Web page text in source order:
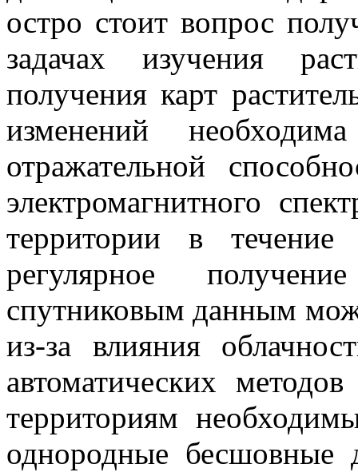
остро стоит вопрос
задачах изучения
получения карт
изменений
отражательной
электромагнитного
территории в течение
регулярное
спутниковым данным
из-за влияния
автоматических
территориям
однородные бесшовные